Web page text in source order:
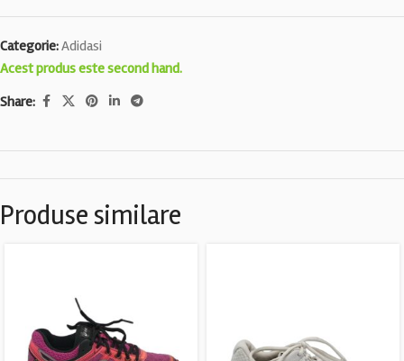
Categorie:Adidasi
Acest produs este second hand.
Share:
Produse similare